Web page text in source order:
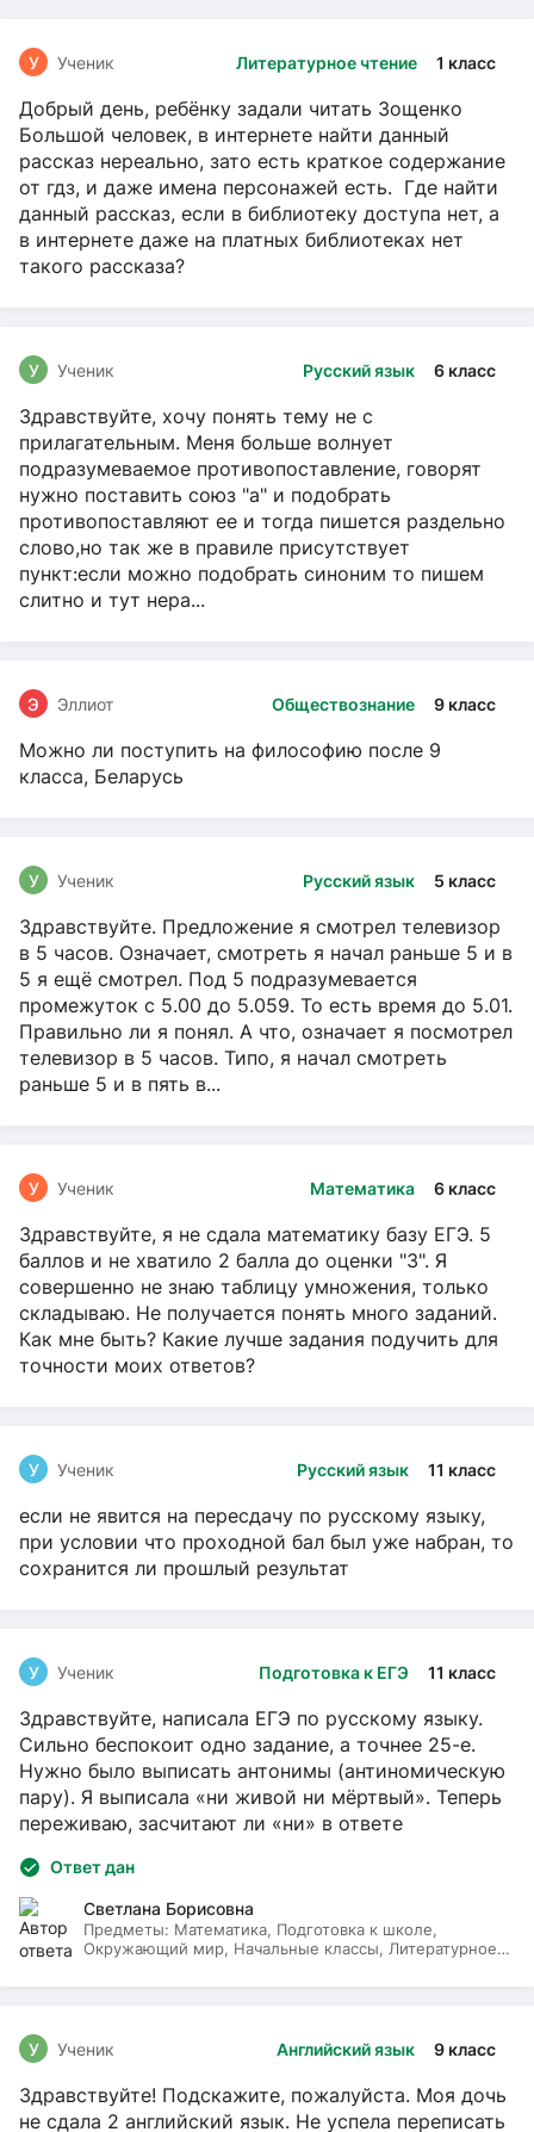
Литературное чтение 1 класс
У Ученик
Добрый день, ребёнку задали читать Зощенко
Большой человек, в интернете найти данный
рассказ нереально, зато есть краткое содержание
от гдз, и даже имена персонажей есть. Где найти
данный рассказ, если в библиотеку доступа нет, а
в интернете даже на платных библиотеках нет
такого рассказа?
Русский язык 6 класс
У Ученик
Здравствуйте, хочу понять тему не с
прилагательным. Меня больше волнует
подразумеваемое противопоставление, говорят
нужно поставить союз "а" и подобрать
противопоставляют ее и тогда пишется раздельно
слово,но так же в правиле присутствует
пункт:если можно подобрать синоним то пишем
слитно и тут нера...
Обществознание 9 класс
Э Эллиот
Можно ли поступить на философию после 9
класса, Беларусь
Русский язык 5 класс
У Ученик
Здравствуйте. Предложение я смотрел телевизор
в 5 часов. Означает, смотреть я начал раньше 5 и в
5 я ещё смотрел. Под 5 подразумевается
промежуток с 5.00 до 5.059. То есть время до 5.01.
Правильно ли я понял. А что, означает я посмотрел
телевизор в 5 часов. Типо, я начал смотреть
раньше 5 и в пять в...
Математика 6 класс
У Ученик
Здравствуйте, я не сдала математику базу ЕГЭ. 5
баллов и не хватило 2 балла до оценки "3". Я
совершенно не знаю таблицу умножения, только
складываю. Не получается понять много заданий.
Как мне быть? Какие лучше задания подучить для
точности моих ответов?
Русский язык 11 класс
У Ученик
если не явится на пересдачу по русскому языку,
при условии что проходной бал был уже набран, то
сохранится ли прошлый результат
Подготовка к ЕГЭ 11 класс
У Ученик
Здравствуйте, написала ЕГЭ по русскому языку.
Сильно беспокоит одно задание, а точнее 25-е.
Нужно было выписать антонимы (антиномическую
пару). Я выписала «ни живой ни мёртвый». Теперь
переживаю, засчитают ли «ни» в ответе
Ответ дан
Светлана Борисовна
Предметы: Математика, Подготовка к школе,
Окружающий мир, Начальные классы, Литературное
Английский язык 9 класс
У Ученик
Здравствуйте! Подскажите, пожалуйста. Моя дочь
не сдала 2 английский язык. Не успела переписать